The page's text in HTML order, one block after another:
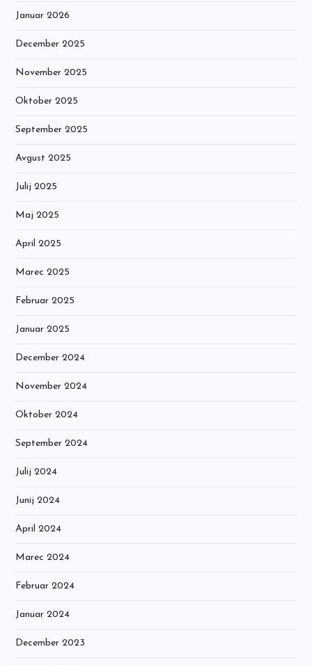
Januar 2026
December 2025
November 2025
Oktober 2025
September 2025
Avgust 2025
Julij 2025
Maj 2025
April 2025
Marec 2025
Februar 2025
Januar 2025
December 2024
November 2024
Oktober 2024
September 2024
Julij 2024
Junij 2024
April 2024
Marec 2024
Februar 2024
Januar 2024
December 2023